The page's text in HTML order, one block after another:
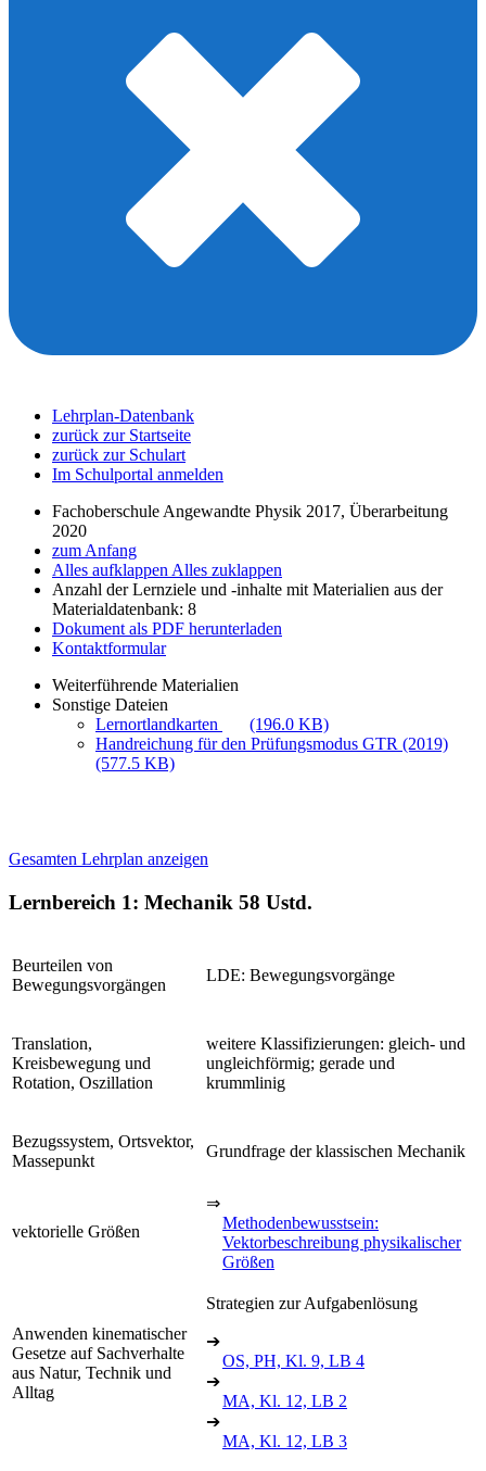
Lehrplan-Datenbank
zurück zur Startseite
zurück zur Schulart
Im Schulportal anmelden
Fachoberschule Angewandte Physik 2017, Überarbeitung
2020
zum Anfang
Alles aufklappen Alles zuklappen
Anzahl der Lernziele und -inhalte mit Materialien aus der
Materialdatenbank: 8
Dokument als PDF herunterladen
Kontaktformular
Weiterführende Materialien
Sonstige Dateien
Lernortlandkarten
(196.0 KB)
Handreichung für den Prüfungsmodus GTR (2019)
(577.5 KB)
Gesamten Lehrplan anzeigen
Lernbereich 1: Mechanik 58 Ustd.
Beurteilen von
Bewegungsvorgängen
LDE: Bewegungsvorgänge
Translation,
Kreisbewegung und
Rotation, Oszillation
weitere Klassifizierungen: gleich- und
ungleichförmig; gerade und
krummlinig
Bezugssystem, Ortsvektor,
Massepunkt
Grundfrage der klassischen Mechanik
vektorielle Größen
⇒
Methodenbewusstsein:
Vektorbeschreibung physikalischer
Größen
Anwenden kinematischer
Gesetze auf Sachverhalte
aus Natur, Technik und
Alltag
Strategien zur Aufgabenlösung
➔
OS, PH, Kl. 9, LB 4
➔
MA, Kl. 12, LB 2
➔
MA, Kl. 12, LB 3